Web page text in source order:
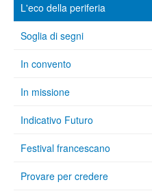
L'eco della periferia
Soglia di segni
In convento
In missione
Indicativo Futuro
Festival francescano
Provare per credere